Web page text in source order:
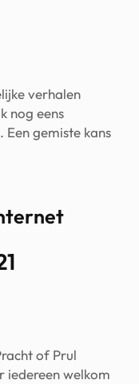
verhalen
nog eens
gemiste kans
of Prul
iedereen welkom